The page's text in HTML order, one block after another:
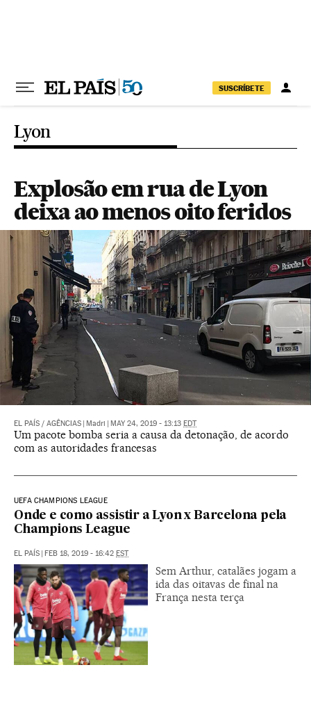
SUSCRÍBETE
Lyon
Explosão em rua de Lyon
deixa ao menos oito feridos
EL PAÍS / AGÊNCIAS Madri MAY 24, 2019 - 13:13 EDT
Um pacote bomba seria a causa da detonação, de acordo
com as autoridades francesas
UEFA CHAMPIONS LEAGUE
Onde e como assistir a Lyon x Barcelona pela
Champions League
EL PAÍS FEB 18, 2019 - 16:42 EST
Sem Arthur, catalães jogam a
ida das oitavas de final na
França nesta terça